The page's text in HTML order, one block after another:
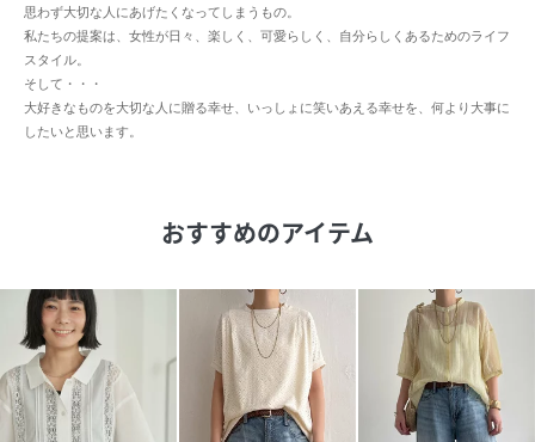
思わず大切な人にあげたくなってしまうもの。
私たちの提案は、女性が日々、楽しく、可愛らしく、自分らしくあるためのライフ
スタイル。
そして・・・
大好きなものを大切な人に贈る幸せ、いっしょに笑いあえる幸せを、何より大事に
したいと思います。
おすすめのアイテム